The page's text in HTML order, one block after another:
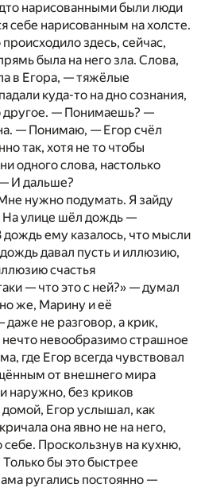
нарисованными были люди
себе нарисованным на холсте.
здесь, сейчас,
была на него зла. Слова,
в Егора, — тяжёлые
куда-то на дно сознания,
другое. — Понимаешь? —
— Понимаю, — Егор счёл
так, хотя не то чтобы
одного слова, настолько
И дальше?
нужно подумать. Я зайду
На улице шёл дождь —
ему казалось, что мысли
давал пусть и иллюзию,
счастья
— что это с ней?» — думал
же, Марину и её
не разговор, а крик,
невообразимо страшное
где Егор всегда чувствовал
от внешнего мира
наружно, без криков
Егор услышал, как
она явно не на него,
Проскользнув на кухню,
Только бы это быстрее
ругались постоянно —